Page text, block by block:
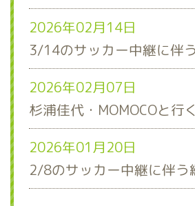
2026年02月14日
2026年02月07日
2026年01月20日